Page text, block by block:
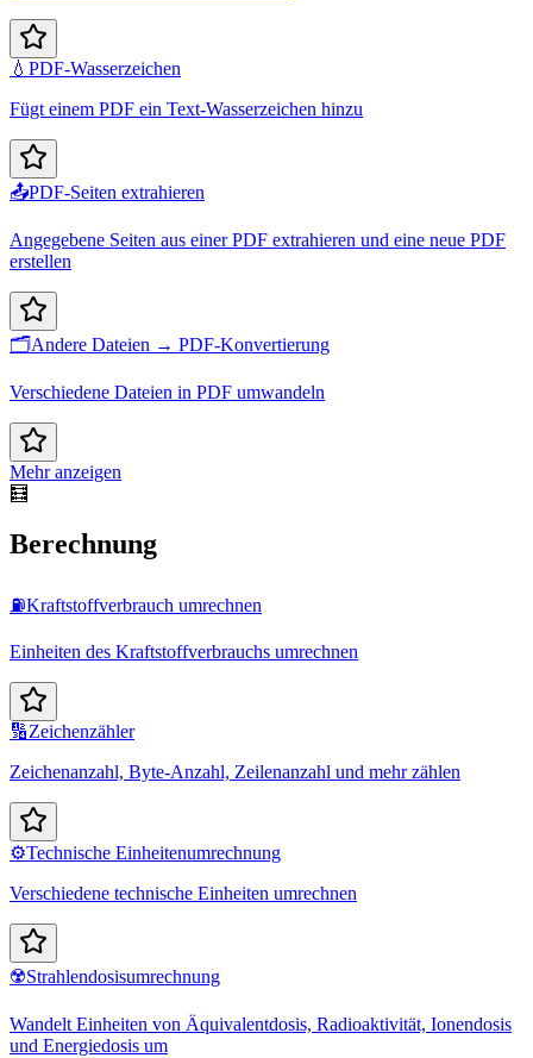
💧 PDF-Wasserzeichen
Fügt einem PDF ein Text-Wasserzeichen hinzu
📤PDF-Seiten extrahieren
Angegebene Seiten aus einer PDF extrahieren und eine neue PDF
erstellen
🗂️Andere Dateien → PDF-Konvertierung
Verschiedene Dateien in PDF umwandeln
Mehr anzeigen
🧮
Berechnung
⛽Kraftstoffverbrauch umrechnen
Einheiten des Kraftstoffverbrauchs umrechnen
🔢Zeichenzähler
Zeichenanzahl, Byte-Anzahl, Zeilenanzahl und mehr zählen
⚙️Technische Einheitenumrechnung
Verschiedene technische Einheiten umrechnen
☢️Strahlendosisumrechnung
Wandelt Einheiten von Äquivalentdosis, Radioaktivität, Ionendosis
und Energiedosis um